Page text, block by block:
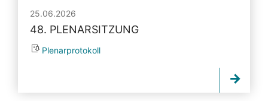
25.06.2026
48. PLENARSITZUNG
Plenarprotokoll